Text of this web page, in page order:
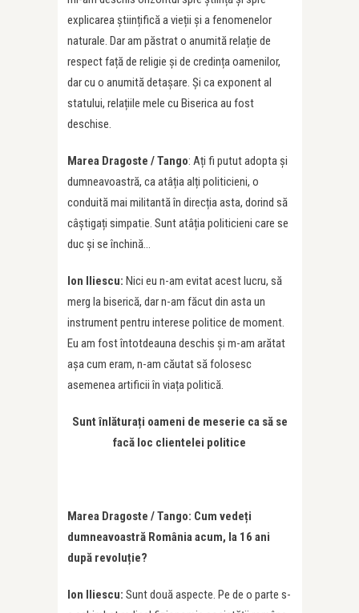
explicarea științifică a vieții și a fenomenelor
naturale. Dar am păstrat o anumită relație de
respect față de religie și de credința oamenilor,
dar cu o anumită detașare. Și ca exponent al
statului, relațiile mele cu Biserica au fost
deschise.
Marea Dragoste / Tango: Ați fi putut adopta și
dumneavoastră, ca atâția alți politicieni, o
conduită mai militantă în direcția asta, dorind să
câștigați simpatie. Sunt atâția politicieni care se
duc și se închină…
Ion Iliescu: Nici eu n-am evitat acest lucru, să
merg la biserică, dar n-am făcut din asta un
instrument pentru interese politice de moment.
Eu am fost întotdeauna deschis și m-am arătat
așa cum eram, n-am căutat să folosesc
asemenea artificii în viața politică.
Sunt înlăturați oameni de meserie ca să se
facă loc clientelei politice
Marea Dragoste / Tango: Cum vedeți
dumneavoastră România acum, la 16 ani
după revoluție?
Ion Iliescu: Sunt două aspecte. Pe de o parte s-